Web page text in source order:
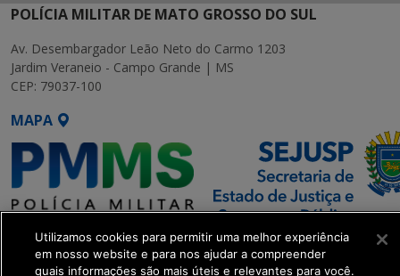
POLÍCIA MILITAR DE MATO GROSSO DO SUL
Av. Desembargador Leão Neto do Carmo 1203
Jardim Veraneio - Campo Grande | MS
CEP: 79037-100
MAPA
SETDIG | Secretaria-Executiva
de Transformação Digital
Utilizamos cookies para permitir uma melhor experiência
em nosso website e para nos ajudar a compreender
quais informações são mais úteis e relevantes para você.